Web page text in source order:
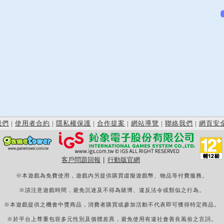
們 | 使用者合約 | 隱私權保護 | 合作提案 | 網站導覽 | 聯絡我們 | 網頁安
客戶問題回報 行動版官網
※本遊戲為免費使用，遊戲內另提供購買虛擬遊戲幣、物品等付費服務。
※請注意遊戲時間，避免沉迷及不得為賭博、違反法令或類似之行為。
※本遊戲提供之機會中獎商品，消費者購買或參加活動不代表即可獲得特定商品。
※於平台上尊重包容多元性別及個體差異，避免使用有違社會善良風俗之言詞。